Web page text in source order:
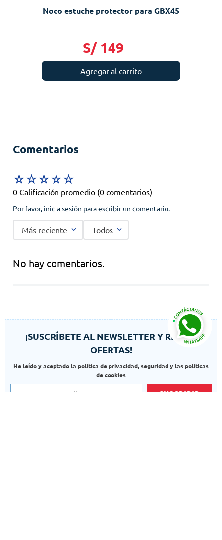
Noco estuche protector para GBX45
S/ 149
Agregar al carrito
Comentarios
☆☆☆☆☆
0 Calificación promedio (0 comentarios)
Por favor, inicia sesión para escribir un comentario.
Más reciente Todos
No hay comentarios.
¡SUSCRÍBETE AL NEWSLETTER Y RECIBE
OFERTAS!
He leído y aceptado la politica de privacidad, seguridad y las politicas
de cookies
SUSCRIBIR